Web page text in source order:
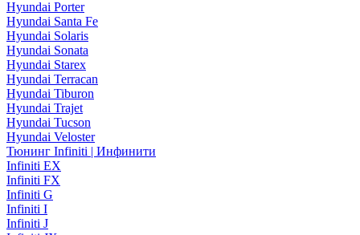
Hyundai Porter
Hyundai Santa Fe
Hyundai Solaris
Hyundai Sonata
Hyundai Starex
Hyundai Terracan
Hyundai Tiburon
Hyundai Trajet
Hyundai Tucson
Hyundai Veloster
Тюнинг Infiniti | Инфинити
Infiniti EX
Infiniti FX
Infiniti G
Infiniti I
Infiniti J